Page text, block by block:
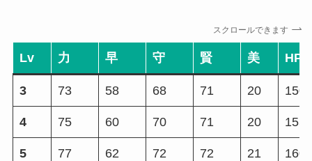
スクロールできます
Lv 力 早 守 賢 美 HP
3 73 58 68 71 20 150
4 75 60 70 71 20 155
5 77 62 72 72 21 160